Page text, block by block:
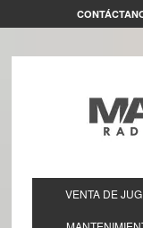
VENTA DE